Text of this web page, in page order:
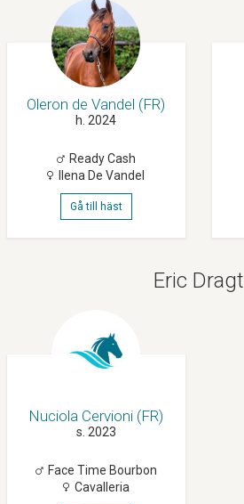
Oleron de Vandel (FR)
h. 2024
Ready Cash
Ilena De Vandel
Gå till häst
Eric Dragt
Nuciola Cervioni (FR)
s. 2023
Face Time Bourbon
Cavalleria